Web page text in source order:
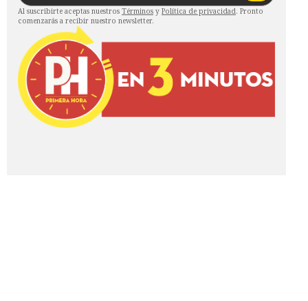
Al suscribirte aceptas nuestros Términos y Política de privacidad. Pronto
comenzarás a recibir nuestro newsletter.